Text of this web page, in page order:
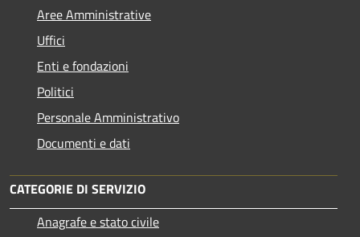
Aree Amministrative
Uffici
Enti e fondazioni
Politici
Personale Amministrativo
Documenti e dati
CATEGORIE DI SERVIZIO
Anagrafe e stato civile